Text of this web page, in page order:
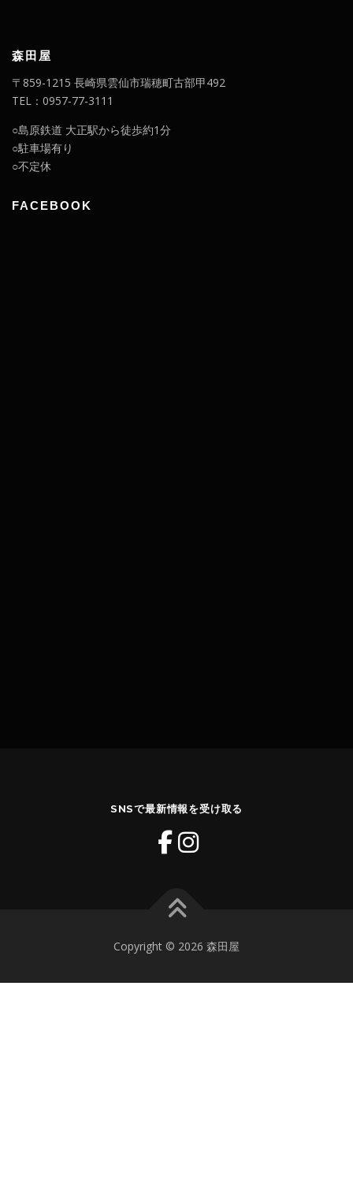
森田屋
〒859-1215 長崎県雲仙市瑞穂町古部甲492
TEL：0957-77-3111
○島原鉄道 大正駅から徒歩約1分
○駐車場有り
○不定休
FACEBOOK
SNSで最新情報を受け取る
Copyright © 2026 森田屋